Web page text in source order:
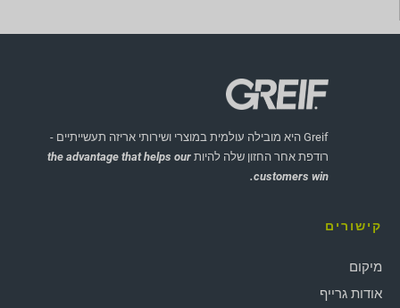
Greif היא מובילה עולמית במוצרי ושירותי אריזה תעשייתיים -
רודפת אחר החזון שלה להיות the advantage that helps our
customers win.
קישורים
מיקום
אודות גרייף